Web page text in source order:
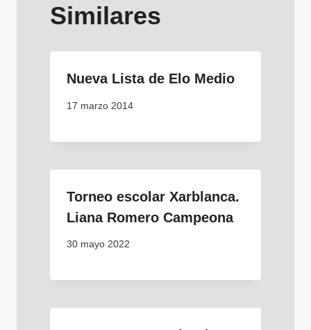
Similares
Nueva Lista de Elo Medio
17 marzo 2014
Torneo escolar Xarblanca.
Liana Romero Campeona
30 mayo 2022